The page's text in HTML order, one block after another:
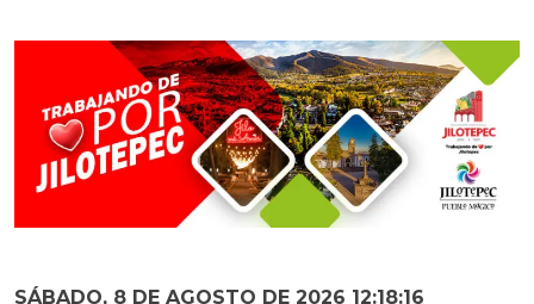
SÁBADO, 8 DE AGOSTO DE 2026 12:18:17